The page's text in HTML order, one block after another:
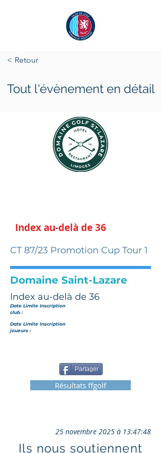
< Retour
Tout l'évènement en détail
Index au-delà de 36
CT 87/23 Promotion Cup Tour 1
Domaine Saint-Lazare
Index au-delà de 36
Date Limite Inscription
club :
Date Limite Inscription
joueurs :
Partager
Résultats ffgolf
25 novembre 2025 à 13:47:48
Ils nous soutiennent